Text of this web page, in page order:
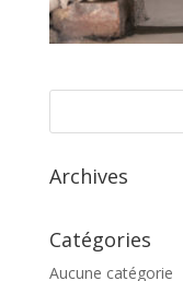
Archives
Catégories
Aucune catégorie